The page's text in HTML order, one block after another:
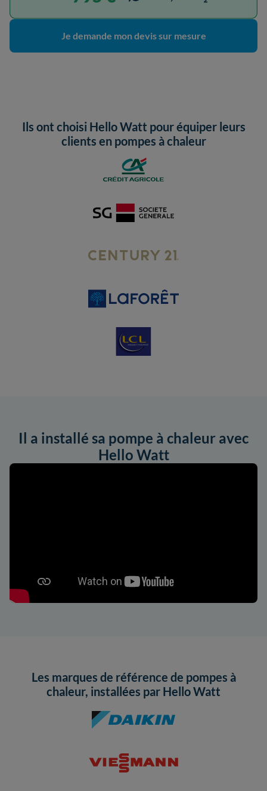
Je demande mon devis sur mesure
Ils ont choisi Hello Watt pour équiper leurs
clients en pompes à chaleur
Il a installé sa pompe à chaleur avec
Hello Watt
Les marques de référence de pompes à
chaleur, installées par Hello Watt